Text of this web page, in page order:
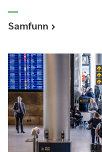
Samfunn